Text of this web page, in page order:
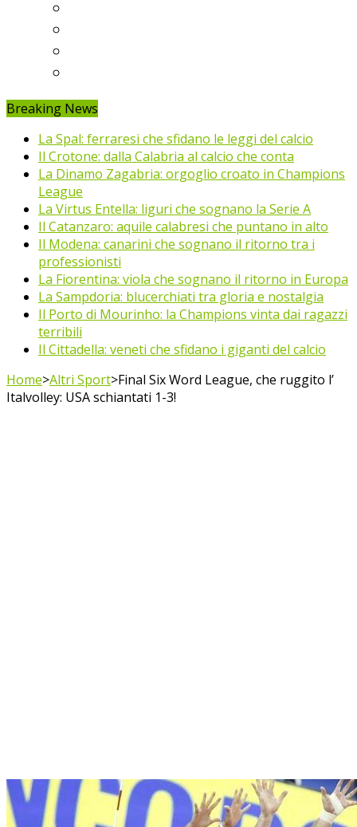
Breaking News
La Spal: ferraresi che sfidano le leggi del calcio
Il Crotone: dalla Calabria al calcio che conta
La Dinamo Zagabria: orgoglio croato in Champions
League
La Virtus Entella: liguri che sognano la Serie A
Il Catanzaro: aquile calabresi che puntano in alto
Il Modena: canarini che sognano il ritorno tra i
professionisti
La Fiorentina: viola che sognano il ritorno in Europa
La Sampdoria: blucerchiati tra gloria e nostalgia
Il Porto di Mourinho: la Champions vinta dai ragazzi
terribili
Il Cittadella: veneti che sfidano i giganti del calcio
Home>Altri Sport>Final Six Word League, che ruggito l’
Italvolley: USA schiantati 1-3!